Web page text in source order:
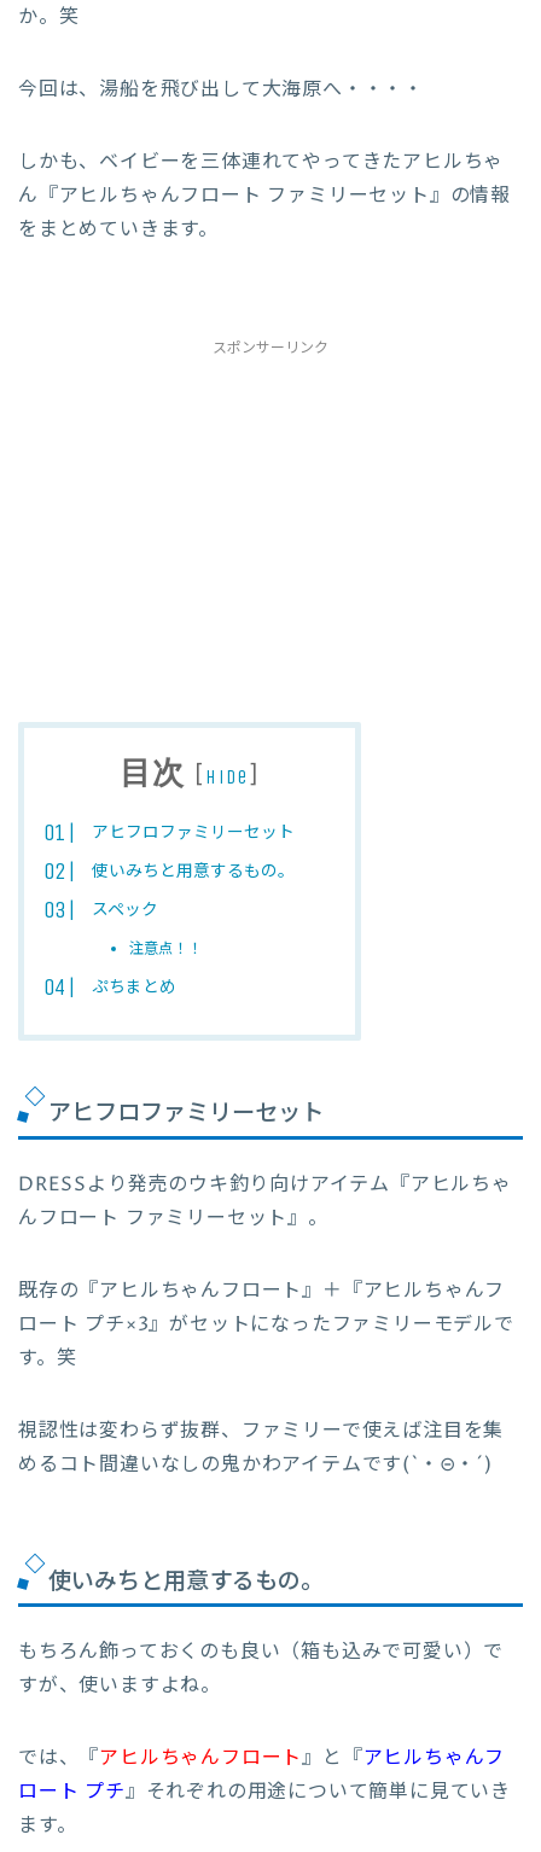
か。笑
今回は、湯船を飛び出して大海原へ・・・・
しかも、ベイビーを三体連れてやってきたアヒルちゃ
ん『アヒルちゃんフロート ファミリーセット』の情報
をまとめていきます。
スポンサーリンク
目次 [ hide ]
アヒフロファミリーセット
使いみちと用意するもの。
スペック
注意点！！
ぷちまとめ
アヒフロファミリーセット
DRESSより発売のウキ釣り向けアイテム『アヒルちゃ
んフロート ファミリーセット』。
既存の『アヒルちゃんフロート』＋『アヒルちゃんフ
ロート プチ×3』がセットになったファミリーモデルで
す。笑
視認性は変わらず抜群、ファミリーで使えば注目を集
めるコト間違いなしの鬼かわアイテムです(`・⊝・´)
使いみちと用意するもの。
もちろん飾っておくのも良い（箱も込みで可愛い）で
すが、使いますよね。
では、『アヒルちゃんフロート』と『アヒルちゃんフ
ロート プチ』それぞれの用途について簡単に見ていき
ます。